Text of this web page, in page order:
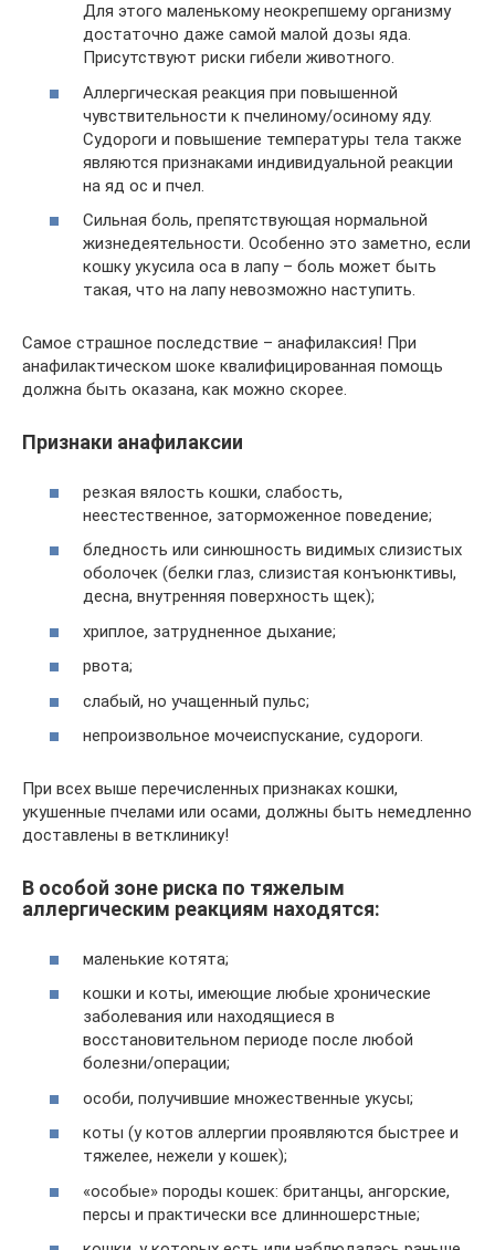
Для этого маленькому неокрепшему организму
достаточно даже самой малой дозы яда.
Присутствуют риски гибели животного.
Аллергическая реакция при повышенной
чувствительности к пчелиному/осиному яду.
Судороги и повышение температуры тела также
являются признаками индивидуальной реакции
на яд ос и пчел.
Сильная боль, препятствующая нормальной
жизнедеятельности. Особенно это заметно, если
кошку укусила оса в лапу – боль может быть
такая, что на лапу невозможно наступить.
Самое страшное последствие – анафилаксия! При
анафилактическом шоке квалифицированная помощь
должна быть оказана, как можно скорее.
Признаки анафилаксии
резкая вялость кошки, слабость,
неестественное, заторможенное поведение;
бледность или синюшность видимых слизистых
оболочек (белки глаз, слизистая конъюнктивы,
десна, внутренняя поверхность щек);
хриплое, затрудненное дыхание;
рвота;
слабый, но учащенный пульс;
непроизвольное мочеиспускание, судороги.
При всех выше перечисленных признаках кошки,
укушенные пчелами или осами, должны быть немедленно
доставлены в ветклинику!
В особой зоне риска по тяжелым
аллергическим реакциям находятся:
маленькие котята;
кошки и коты, имеющие любые хронические
заболевания или находящиеся в
восстановительном периоде после любой
болезни/операции;
особи, получившие множественные укусы;
коты (у котов аллергии проявляются быстрее и
тяжелее, нежели у кошек);
«особые» породы кошек: британцы, ангорские,
персы и практически все длинношерстные;